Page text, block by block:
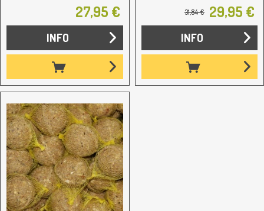
27,95 €
INFO
31,84 € 29,95 €
INFO